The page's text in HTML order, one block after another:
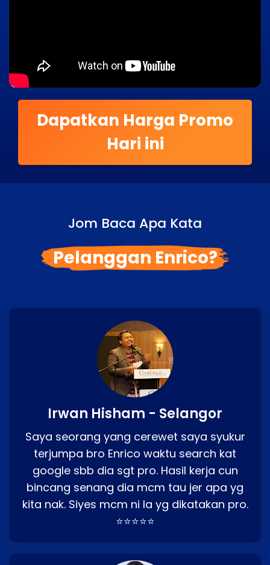
Dapatkan Harga Promo
Hari ini
Jom Baca Apa Kata
Pelanggan Enrico?
Irwan Hisham - Selangor
Saya seorang yang cerewet saya syukur
terjumpa bro Enrico waktu search kat
google sbb dia sgt pro. Hasil kerja cun
bincang senang dia mcm tau jer apa yg
kita nak. Siyes mcm ni la yg dikatakan pro.
⭐⭐⭐⭐⭐